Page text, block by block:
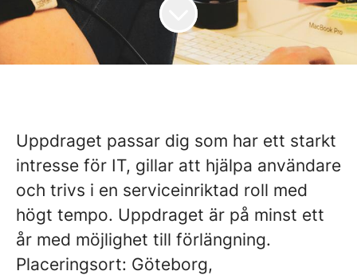
Uppdraget passar dig som har ett starkt
intresse för IT, gillar att hjälpa användare
och trivs i en serviceinriktad roll med
högt tempo. Uppdraget är på minst ett
år med möjlighet till förlängning.
Placeringsort: Göteborg,